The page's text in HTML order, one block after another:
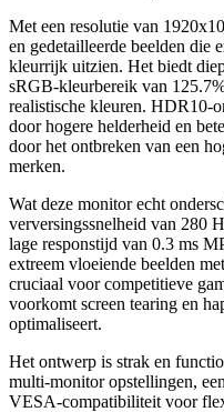
Met een resolutie van
en gedetailleerde beelden die
kleurrijk uitzien. Het biedt
sRGB-kleurbereik van
realistische kleuren. HDR10-
door hogere helderheid en
door het ontbreken van een
merken.
Wat deze monitor echt
verversingssnelheid van 280
lage responstijd van 0.3 ms
extreem vloeiende beelden
cruciaal voor competitieve
voorkomt screen tearing en
optimaliseert.
Het ontwerp is strak en
multi-monitor opstellingen,
VESA-compatibiliteit voor